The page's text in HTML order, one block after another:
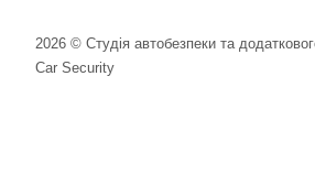
2026 © Студія автобезпеки та
Car Security